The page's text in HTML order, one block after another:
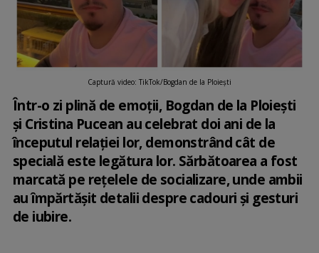
Captură video: TikTok/Bogdan de la Ploiești
Într-o zi plină de emoții, Bogdan de la Ploiești
și Cristina Pucean au celebrat doi ani de la
începutul relației lor, demonstrând cât de
specială este legătura lor. Sărbătoarea a fost
marcată pe rețelele de socializare, unde ambii
au împărtășit detalii despre cadouri și gesturi
de iubire.